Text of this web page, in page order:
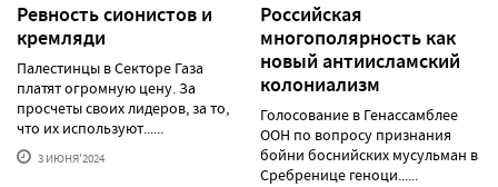
Ревность сионистов и
кремляди
Палестинцы в Секторе Газа
платят огромную цену. За
просчеты своих лидеров, за то,
что их используют......
3 ИЮНЯ'2024
Российская
многополярность как
новый антиисламский
колониализм
Голосование в Генассамблее
ООН по вопросу признания
бойни боснийских мусульман в
Сребренице геноци......